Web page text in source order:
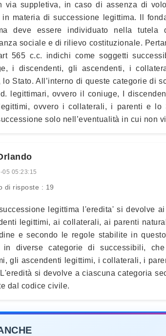
via suppletiva, in caso di assenza di
in materia di successione legittima. Il
deve essere individuato nella tutela
sociale e di rilievo costituzionale.
565 c.c. indichi come soggetti
i discendenti, gli ascendenti, i
lo Stato. All’interno di queste categorie di
legittimari, ovvero il coniuge, I
ovvero i collaterali, i parenti e lo
solo nell’eventualità in cui non
05 05:23:15
di risposte : 19
legittima l'eredita' si devolve
legittimi, ai collaterali, ai parenti
e secondo le regole stabilite in
in diverse categorie di successibili,
gli ascendenti legittimi, i collaterali, i
si devolve a ciascuna categoria
dal codice civile.